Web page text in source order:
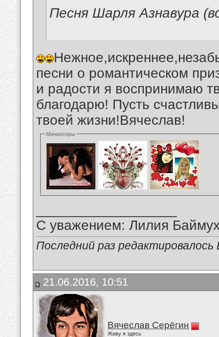
Песня Шарля Азнавура
песни о романтическом
и радости я воспринимаю
благодарю! Пусть
твоей жизни!Вячеслав!
Миниатюры
С уважением: Лилия
Последний раз
21.06.2016, 10:51
Вячеслав Серёгин
Живу я здесь